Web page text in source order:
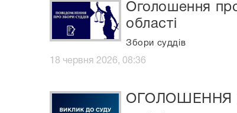
Оголошення
області
Збори суддів
18 червня 2026, 08:36
ОГОЛОШЕННЯ